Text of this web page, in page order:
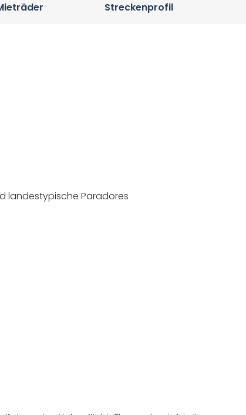
Streckenprofil
landestypische Paradores